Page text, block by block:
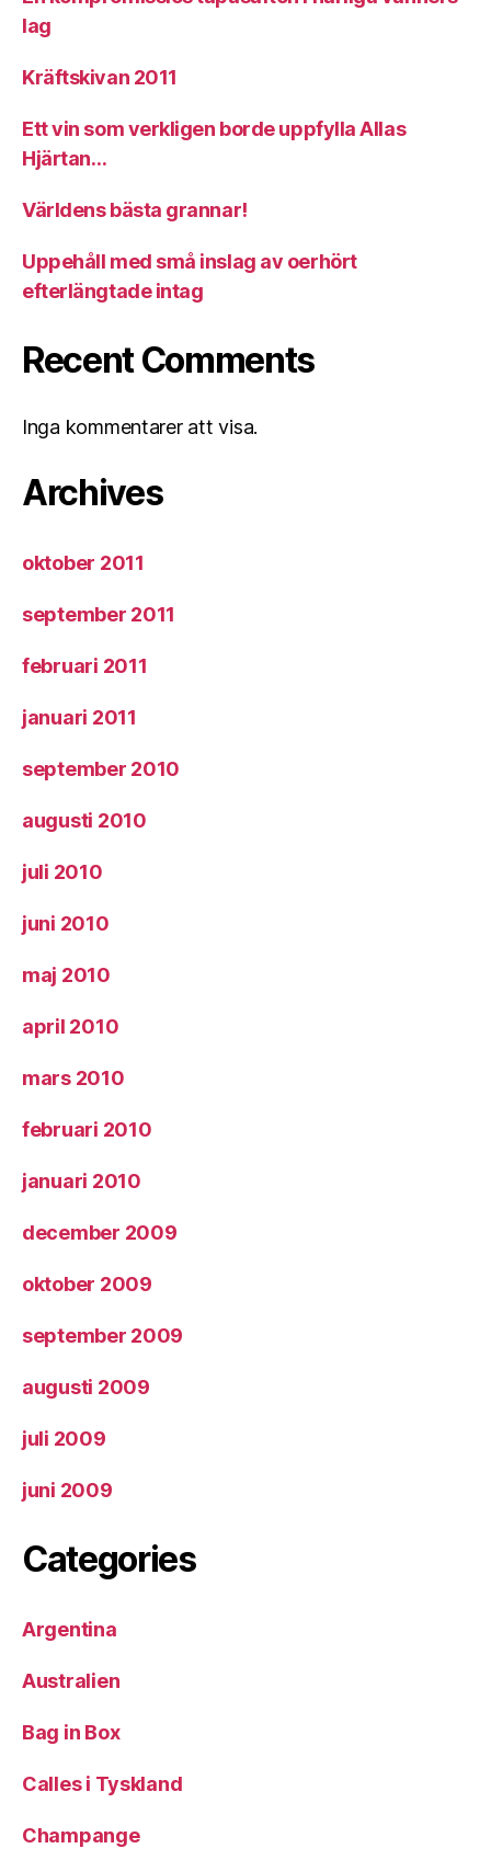
lag
Kräftskivan 2011
Ett vin som verkligen borde uppfylla Allas
Hjärtan…
Världens bästa grannar!
Uppehåll med små inslag av oerhört
efterlängtade intag
Recent Comments
Inga kommentarer att visa.
Archives
oktober 2011
september 2011
februari 2011
januari 2011
september 2010
augusti 2010
juli 2010
juni 2010
maj 2010
april 2010
mars 2010
februari 2010
januari 2010
december 2009
oktober 2009
september 2009
augusti 2009
juli 2009
juni 2009
Categories
Argentina
Australien
Bag in Box
Calles i Tyskland
Champange